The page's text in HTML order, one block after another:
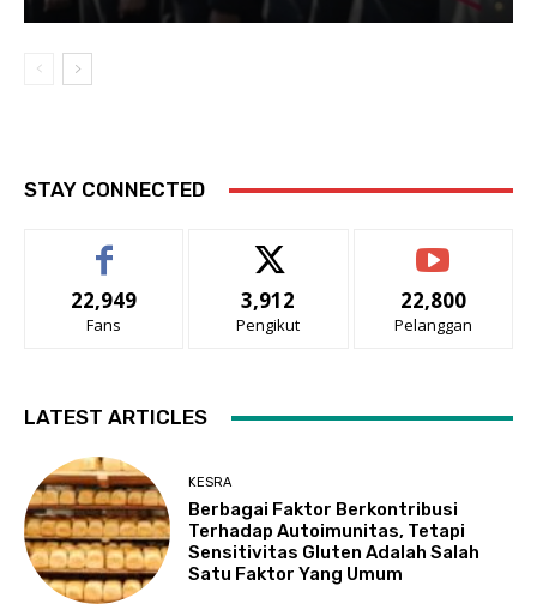
STAY CONNECTED
22,949
Fans
3,912
Pengikut
22,800
Pelanggan
LATEST ARTICLES
KESRA
Berbagai Faktor Berkontribusi
Terhadap Autoimunitas, Tetapi
Sensitivitas Gluten Adalah Salah
Satu Faktor Yang Umum